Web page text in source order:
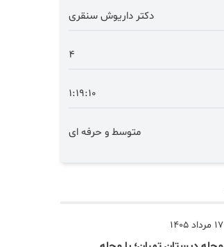
دکتر داریوش سنقری
4
1:19:10
متوسط و حرفه ای
17 مرداد 1405